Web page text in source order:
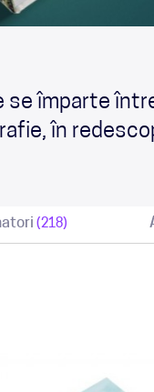
se împarte
în
(218)